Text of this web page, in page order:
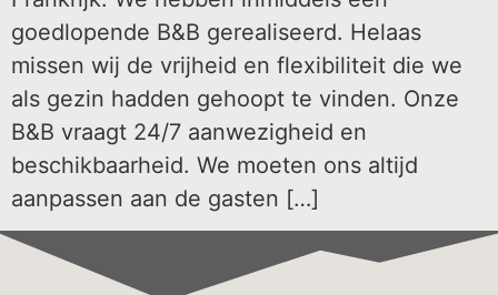
goedlopende B&B gerealiseerd. Helaas
missen wij de vrijheid en flexibiliteit die we
als gezin hadden gehoopt te vinden. Onze
B&B vraagt 24/7 aanwezigheid en
beschikbaarheid. We moeten ons altijd
aanpassen aan de gasten […]